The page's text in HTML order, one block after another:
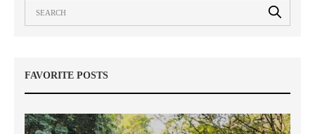
FAVORITE POSTS